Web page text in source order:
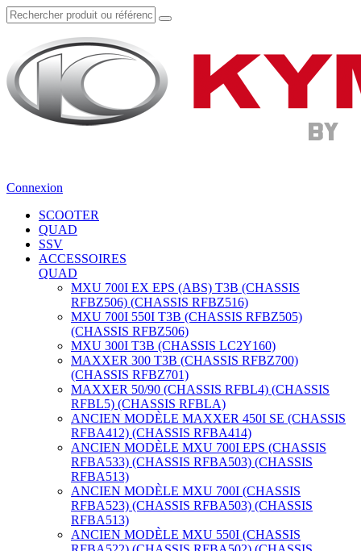
Connexion
SCOOTER
QUAD
SSV
ACCESSOIRES
QUAD
MXU 700I EX EPS (ABS) T3B (CHASSIS
RFBZ506) (CHASSIS RFBZ516)
MXU 700I 550I T3B (CHASSIS RFBZ505)
(CHASSIS RFBZ506)
MXU 300I T3B (CHASSIS LC2Y160)
MAXXER 300 T3B (CHASSIS RFBZ700)
(CHASSIS RFBZ701)
MAXXER 50/90 (CHASSIS RFBL4) (CHASSIS
RFBL5) (CHASSIS RFBLA)
ANCIEN MODÈLE MAXXER 450I SE (CHASSIS
RFBA412) (CHASSIS RFBA414)
ANCIEN MODÈLE MXU 700I EPS (CHASSIS
RFBA533) (CHASSIS RFBA503) (CHASSIS
RFBA513)
ANCIEN MODÈLE MXU 700I (CHASSIS
RFBA523) (CHASSIS RFBA503) (CHASSIS
RFBA513)
ANCIEN MODÈLE MXU 550I (CHASSIS